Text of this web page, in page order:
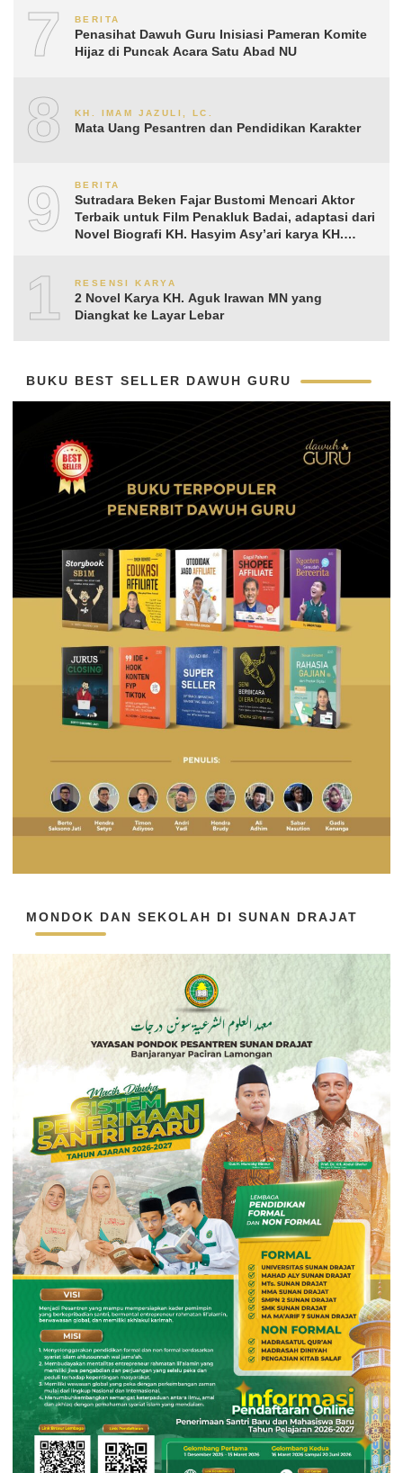
7 BERITA
Penasihat Dawuh Guru Inisiasi Pameran Komite
Hijaz di Puncak Acara Satu Abad NU
8 KH. IMAM JAZULI, LC.
Mata Uang Pesantren dan Pendidikan Karakter
9 BERITA
Sutradara Beken Fajar Bustomi Mencari Aktor
Terbaik untuk Film Penakluk Badai, adaptasi dari
Novel Biografi KH. Hasyim Asy’ari karya KH.
10RESENSI KARYA
2 Novel Karya KH. Aguk Irawan MN yang
Diangkat ke Layar Lebar
BUKU BEST SELLER DAWUH GURU
MONDOK DAN SEKOLAH DI SUNAN DRAJAT